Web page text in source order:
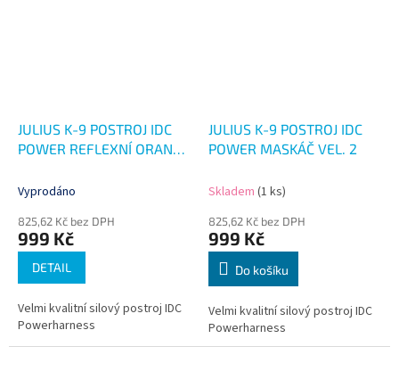
JULIUS K-9 POSTROJ IDC
POWER REFLEXNÍ ORANGE
Vyprodáno
825,62 Kč bez DPH
999 Kč
DETAIL
Velmi kvalitní silový postroj IDC
Powerharness
JULIUS K-9 POSTROJ IDC
POWER MASKÁČ VEL. 2
Skladem (1 ks)
825,62 Kč bez DPH
999 Kč
Do košíku
Velmi kvalitní silový postroj IDC
Powerharness